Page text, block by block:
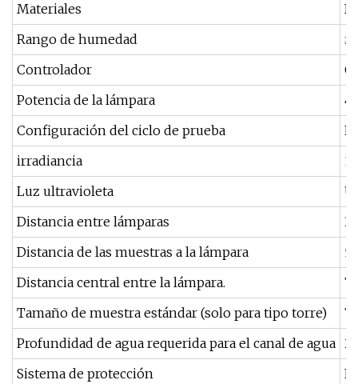
Materiales
Rango de humedad
Controlador
Potencia de la lámpara
Configuración del ciclo de prueba
irradiancia
Luz ultravioleta
Distancia entre lámparas
Distancia de las muestras a la lámpara
Distancia central entre la lámpara.
Tamaño de muestra estándar (solo para tipo torre)
Profundidad de agua requerida para el canal de agua
Sistema de protección